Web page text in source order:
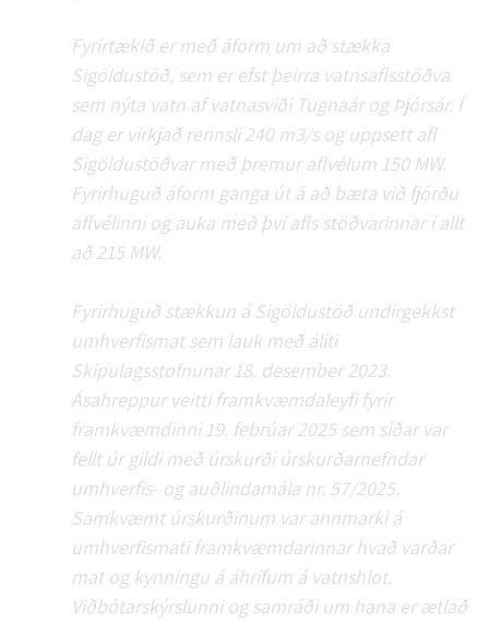
Fyrirtækið er með áform um að stækka
Sigöldustöð, sem er efst þeirra vatnsaflsstöðva
sem nýta vatn af vatnasviði Tugnaár og Þjórsár. Í
dag er virkjað rennsli 240 m3/s og uppsett afl
Sigöldustöðvar með þremur aflvélum 150 MW.
Fyrirhuguð áform ganga út á að bæta við fjórðu
aflvélinni og auka með því afls stöðvarinnar í allt
að 215 MW.
Fyrirhuguð stækkun á Sigöldustöð undirgekkst
umhverfismat sem lauk með áliti
Skipulagsstofnunar 18. desember 2023.
Ásahreppur veitti framkvæmdaleyfi fyrir
framkvæmdinni 19. febrúar 2025 sem síðar var
fellt úr gildi með úrskurði úrskurðarnefndar
umhverfis- og auðlindamála nr. 57/2025.
Samkvæmt úrskurðinum var annmarki á
umhverfismati framkvæmdarinnar hvað varðar
mat og kynningu á áhrifum á vatnshlot.
Viðbótarskýrslunni og samráði um hana er ætlað